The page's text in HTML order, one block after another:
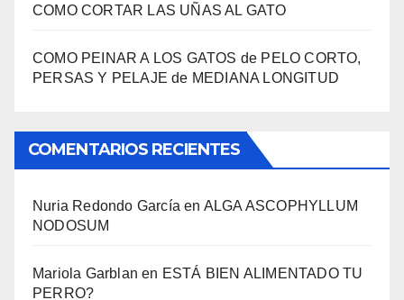
COMO CORTAR LAS UÑAS AL GATO
COMO PEINAR A LOS GATOS de PELO CORTO,
PERSAS Y PELAJE de MEDIANA LONGITUD
COMENTARIOS RECIENTES
Nuria Redondo García en ALGA ASCOPHYLLUM
NODOSUM
Mariola Garblan en ESTÁ BIEN ALIMENTADO TU
PERRO?